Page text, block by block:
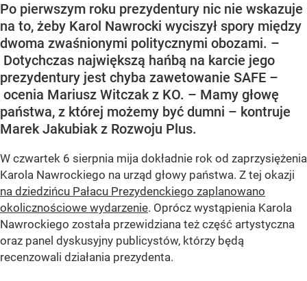
Po pierwszym roku prezydentury nic nie wskazuje
na to, żeby Karol Nawrocki wyciszył spory między
dwoma zwaśnionymi politycznymi obozami. –
Dotychczas największą hańbą na karcie jego
prezydentury jest chyba zawetowanie SAFE –
ocenia Mariusz Witczak z KO. – Mamy głowę
państwa, z której możemy być dumni – kontruje
Marek Jakubiak z Rozwoju Plus.
W czwartek 6 sierpnia mija dokładnie rok od zaprzysiężenia
Karola Nawrockiego na urząd głowy państwa. Z tej okazji
na dziedzińcu Pałacu Prezydenckiego zaplanowano
okolicznościowe wydarzenie. Oprócz wystąpienia Karola
Nawrockiego została przewidziana też część artystyczna
oraz panel dyskusyjny publicystów, którzy będą
recenzowali działania prezydenta.